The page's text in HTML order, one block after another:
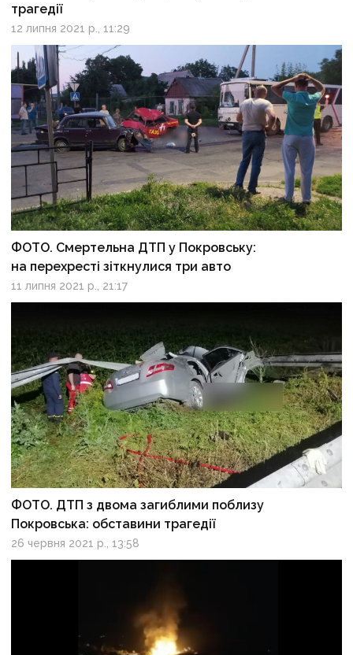
трагедії
12 липня 2021 р., 11:29
ФОТО. Смертельна ДТП у Покровську:
на перехресті зіткнулися три авто
11 липня 2021 р., 21:17
ФОТО. ДТП з двома загиблими поблизу
Покровська: обставини трагедії
26 червня 2021 р., 13:58